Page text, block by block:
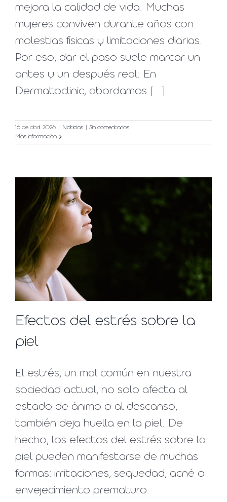
mejora la calidad de vida. Muchas
mujeres conviven durante años con
molestias físicas y limitaciones diarias.
Por eso, dar el paso suele marcar un
antes y un después real. En
Dermatoclinic, abordamos [...]
16 de abril 2026 Noticias
Sin comentarios
Más información
Efectos del estrés sobre la
piel
El estrés, un mal común en nuestra
sociedad actual, no solo afecta al
estado de ánimo o al descanso,
también deja huella en la piel. De
hecho, los efectos del estrés sobre la
piel pueden manifestarse de muchas
formas: irritaciones, sequedad, acné o
envejecimiento prematuro.